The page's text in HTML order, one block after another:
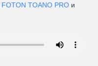
FOTON TOANO PRO и